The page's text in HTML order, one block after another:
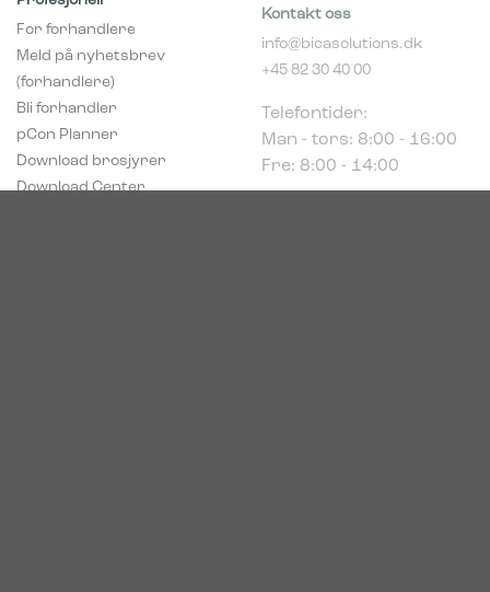
For forhandlere
Meld på nyhetsbrev
(forhandlere)
Bli forhandler
pCon Planner
Download brosjyrer
Download Center
+45 82 30 40 00
Man - tors: 8:00 - 16:00
Fre: 8:00 - 14:00
Norge